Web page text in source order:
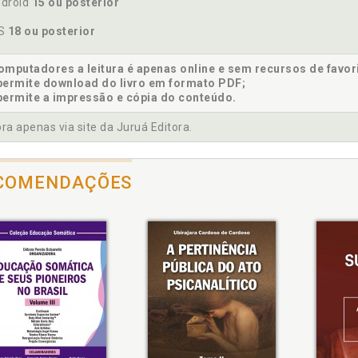
As consequências da mudança, p. 199
E a felicidade? Será possível me sentir assim em algum
Decepção e a frustração, p. 51
Desligamento emocional do parceiro e o surgimento da
Nova identidade, p. 183
Casamento: sabendo negociar os espaços
p. 17
a vivência da perda, p. 110
15 ou posterior
18 ou posterior
a leitura é apenas online e sem recursos de
download do livro em formato PDF;
a impressão e cópia do conteúdo.
apenas via site da Juruá Editora.